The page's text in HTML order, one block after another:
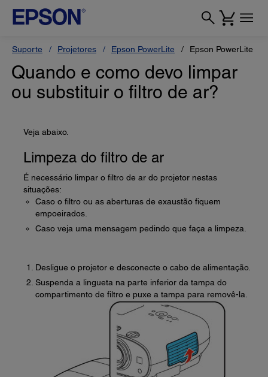
Suporte Projetores Epson PowerLite Epson PowerLite
Quando e como devo limpar
ou substituir o filtro de ar?
Veja abaixo.
Limpeza do filtro de ar
É necessário limpar o filtro de ar do projetor nestas
situações:
Caso o filtro ou as aberturas de exaustão fiquem
empoeirados.
Caso veja uma mensagem pedindo que faça a limpeza.
Desligue o projetor e desconecte o cabo de alimentação.
Suspenda a lingueta na parte inferior da tampa do
compartimento de filtro e puxe a tampa para removê-la.